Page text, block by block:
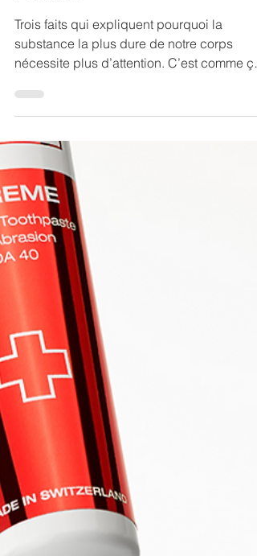
pas encore sur
l’émail!
Trois faits qui expliquent pourquoi la
avec les...